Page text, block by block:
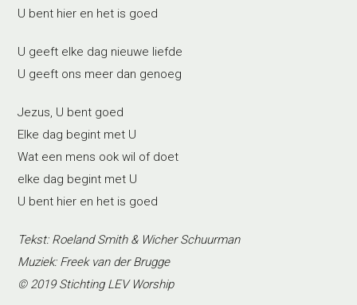
U bent hier en het is goed
U geeft elke dag nieuwe liefde
U geeft ons meer dan genoeg
Jezus, U bent goed
Elke dag begint met U
Wat een mens ook wil of doet
elke dag begint met U
U bent hier en het is goed
Tekst: Roeland Smith & Wicher Schuurman
Muziek: Freek van der Brugge
© 2019 Stichting LEV Worship